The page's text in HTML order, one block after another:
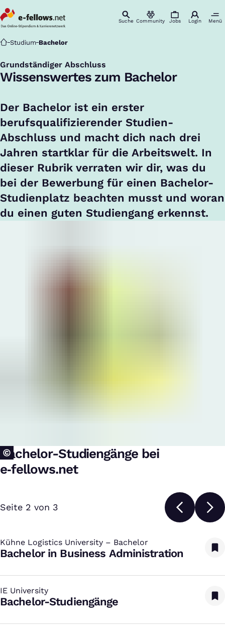
Suche Community Jobs Login Menü
Startseite
Studium Bachelor
Grundständiger Abschluss
:
Wissenswertes zum Bachelor
Der Bachelor ist ein erster
berufsqualifizierender Studien-
Abschluss und macht dich nach drei
Jahren startklar für die Arbeitswelt. In
dieser Rubrik verraten wir dir, was du
bei der Bewerbung für einen Bachelor-
Studienplatz beachten musst und woran
du einen guten Studiengang erkennst.
Bachelor-Studiengänge bei
e‑fellows.net
Seite 2 von 3
Kühne Logistics University – Bachelor
:
Bachelor in Business Administration
IE University
:
Bachelor-Studiengänge